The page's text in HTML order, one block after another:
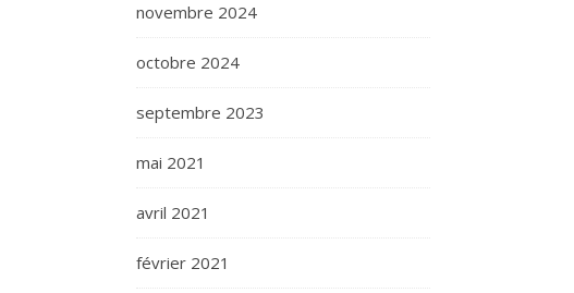
novembre 2024
octobre 2024
septembre 2023
mai 2021
avril 2021
février 2021